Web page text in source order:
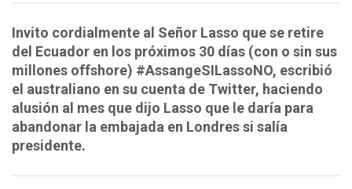
Invito cordialmente al Señor Lasso que se retire
del Ecuador en los próximos 30 días (con o sin sus
millones offshore) #AssangeSILassoNO, escribió
el australiano en su cuenta de Twitter, haciendo
alusión al mes que dijo Lasso que le daría para
abandonar la embajada en Londres si salía
presidente.